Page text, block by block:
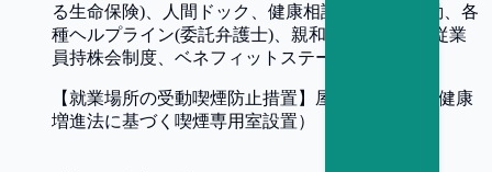
る生命保険)、人間ドック、健康相談、クラブ活動、各
種ヘルプライン(委託弁護士)、親和会、慶弔金、従業
員持株会制度、ベネフィットステーション等
【 就業場所の受動喫煙防止措置 】
屋内禁煙（改正健康
増進法に基づく喫煙専用室設置）